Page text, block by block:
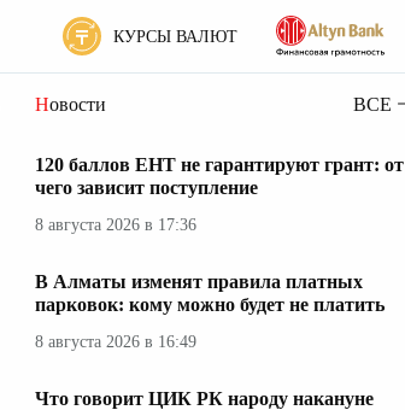
КУРСЫ ВАЛЮТ
Новости ВСЕ
120 баллов ЕНТ не гарантируют грант: от
чего зависит поступление
8 августа 2026 в 17:36
В Алматы изменят правила платных
парковок: кому можно будет не платить
8 августа 2026 в 16:49
Что говорит ЦИК РК народу накануне